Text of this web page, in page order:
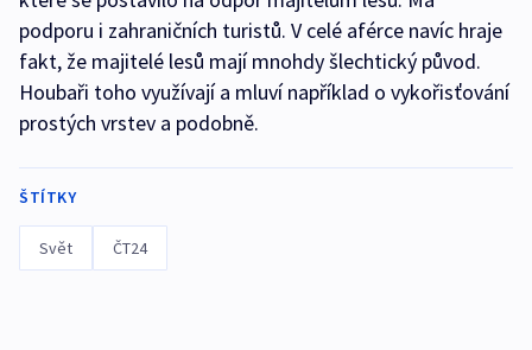
podporu i zahraničních turistů. V celé aférce navíc hraje
fakt, že majitelé lesů mají mnohdy šlechtický původ.
Houbaři toho využívají a mluví například o vykořisťování
prostých vrstev a podobně.
ŠTÍTKY
Svět ČT24